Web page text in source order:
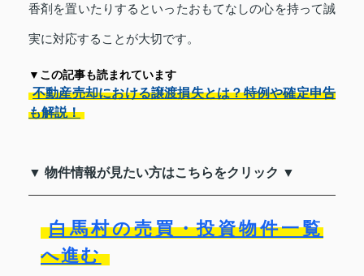
香剤を置いたりするといったおもてなしの心を持って誠
実に対応することが大切です。
▼この記事も読まれています
不動産売却における譲渡損失とは？特例や確定申告
も解説！
▼ 物件情報が見たい方はこちらをクリック ▼
白馬村の売買・投資物件一覧
へ進む